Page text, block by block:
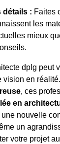
détails : Faites
les
mieux
dplg peut
vision en
, ces
en
nouvelle
un
votre projet